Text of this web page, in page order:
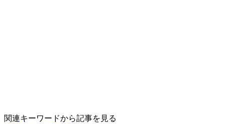
関連キーワードから記事を見る